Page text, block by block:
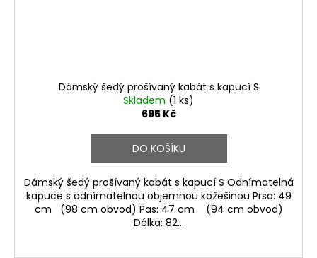
Dámský šedý prošívaný kabát s kapucí S
Skladem (1 ks)
695 Kč
DO KOŠÍKU
Dámský šedý prošívaný kabát s kapucí S Odnímatelná
kapuce s odnímatelnou objemnou kožešinou Prsa: 49
cm (98 cm obvod) Pas: 47 cm (94 cm obvod)
Délka: 82...